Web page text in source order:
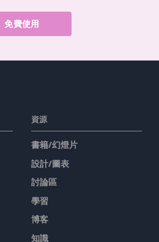
免費使用
資源
書籍/幻燈片
設計/圖表
討論區
學習
博客
知識